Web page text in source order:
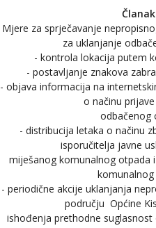
Mjere za sprječavanje
za uklanjanje
- kontrola lokacija putem
- postavljanje znakova
- objava informacija na
o načinu
odbačenog
- distribucija letaka o načinu
isporučitelja javne
miješanog komunalnog otpada
- periodične akcije uklanjanja
području Općine
ishođenja prethodne